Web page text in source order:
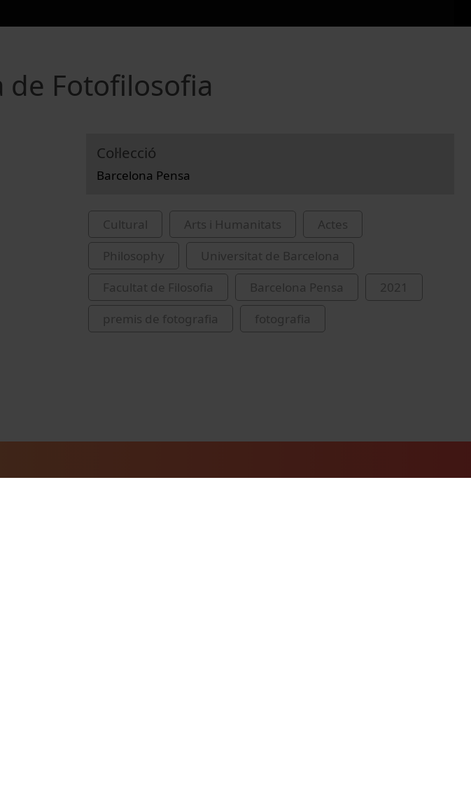
de Fotofilosofia
Col·lecció
Barcelona Pensa
Cultural Arts i Humanitats
Actes
Philosophy
Universitat de Barcelona
Facultat de Filosofia
Barcelona Pensa
2021
premis de fotografia
fotografia